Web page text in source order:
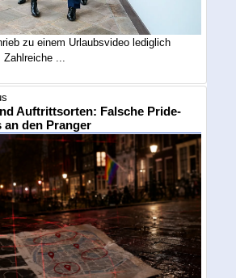
zu einem Urlaubsvideo lediglich
Zahlreiche ...
Auftrittsorten: Falsche Pride-
an den Pranger